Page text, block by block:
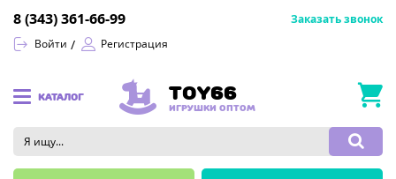
Войти Регистрация
8 (343) 361-66-99 Заказать звонок
КАТАЛОГ TOY66
ИГРУШКИ ОПТОМ